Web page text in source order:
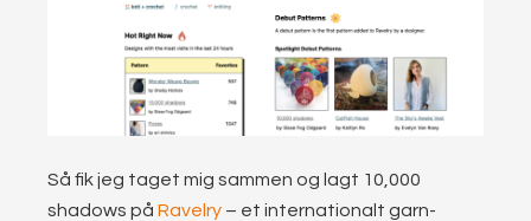
Så fik jeg taget mig sammen og lagt 10,000
shadows på Ravelry – et internationalt garn-